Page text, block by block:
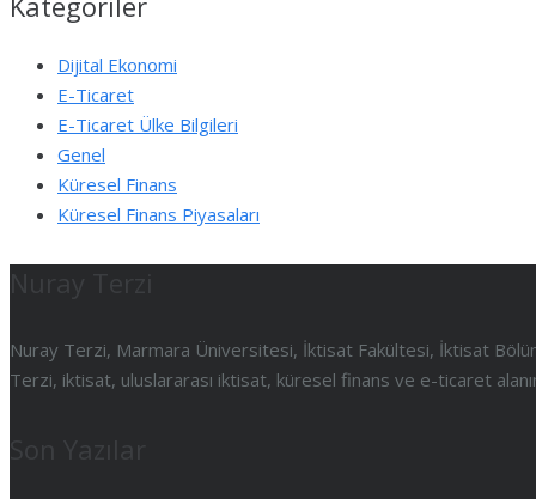
Dijital Ekonomi
E-Ticaret
E-Ticaret Ülke Bilgileri
Genel
Küresel Finans
Küresel Finans Piyasaları
Nuray Terzi, Marmara Üniversitesi, İktisat Fakültesi, İktisat
Terzi, iktisat, uluslararası iktisat, küresel finans ve e-ticaret